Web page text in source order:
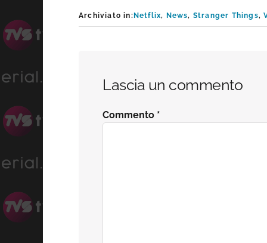
Archiviato in: Netflix, News, Stranger Things,
Lascia un commento
Commento *